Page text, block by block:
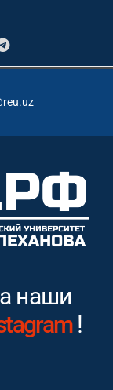
наши
!